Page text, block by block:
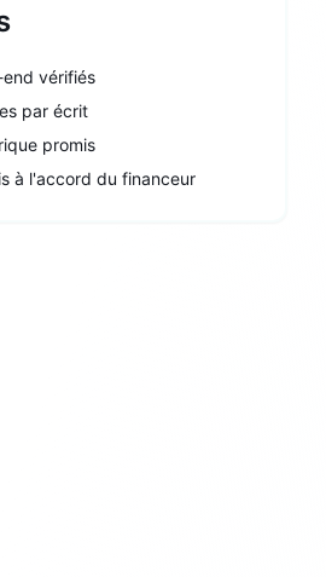
vérifiés
par écrit
promis
à l'accord du financeur